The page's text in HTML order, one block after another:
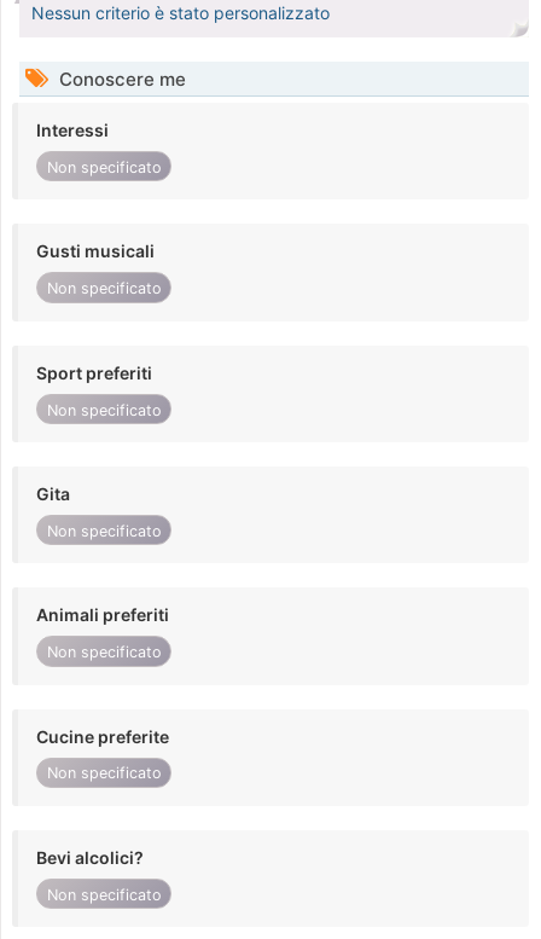
Nessun criterio è stato personalizzato
Conoscere me
Interessi
Non specificato
Gusti musicali
Non specificato
Sport preferiti
Non specificato
Gita
Non specificato
Animali preferiti
Non specificato
Cucine preferite
Non specificato
Bevi alcolici?
Non specificato